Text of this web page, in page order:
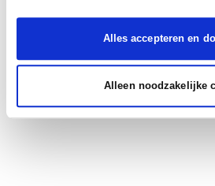
Alles accepteren en
Alleen noodzakelijke